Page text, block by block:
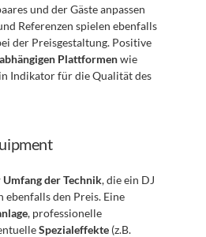
und der Gäste anpassen
Referenzen spielen ebenfalls
Plattformen wie
Indikator für die Qualität des
der Technik, die ein DJ
ebenfalls den Preis. Eine
Spezialeffekte (z.B.